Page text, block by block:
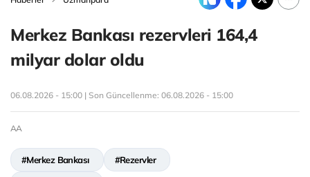
Merkez Bankası rezervleri 164,4
milyar dolar oldu
06.08.2026 - 15:00 | Son Güncellenme: 06.08.2026 - 15:00
AA
#Merkez Bankası #Rezervler